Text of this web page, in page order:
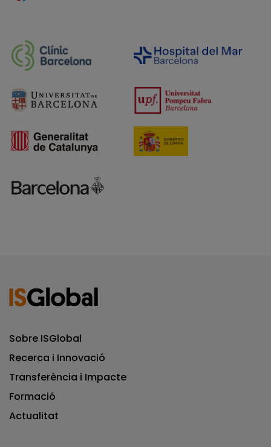
Sobre ISGlobal
Recerca i Innovació
Transferència i Impacte
Formació
Actualitat